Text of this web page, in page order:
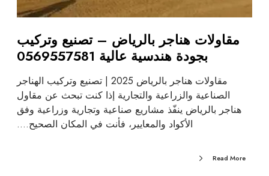
مقاولات هناجر بالرياض – تصنيع وتركيب
بجودة هندسية عالية 0569557581
مقاولات هناجر بالرياض 2025 | تصنيع وتركيب الهناجر
الصناعية والزراعية والتجارية إذا كنت تبحث عن مقاول
هناجر بالرياض ينفّذ مشاريع صناعية وتجارية وزراعية وفق
الأكواد والمعايير، فأنت في المكان الصحيح.…
Read More